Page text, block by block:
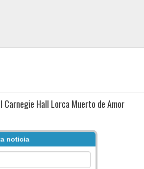
Carnegie Hall Lorca Muerto de Amor
noticia